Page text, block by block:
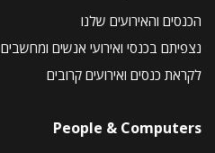
הכנסים והאירועים שלנו
נצפיתם בכנסי ואירועי אנשים ומחשבים
לקראת כנסים ואירועים קרובים
People & Computers